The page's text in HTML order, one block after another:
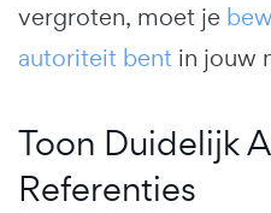
vergroten, moet je
autoriteit bent in jouw
Toon Duidelijk
Referenties